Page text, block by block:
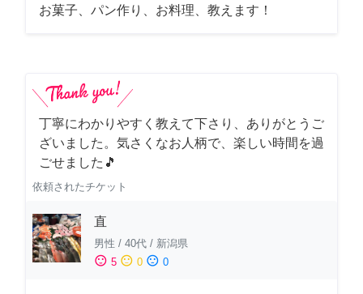
お菓子、パン作り、お料理、教えます！
丁寧にわかりやすく教えて下さり、ありがとうご
ざいました。気さくなお人柄で、楽しい時間を過
ごせました🎵
依頼されたチケット
直
男性 / 40代 / 新潟県
sentiment_satisfied 5 sentiment_neutral 0 sentiment_dissatisfied 0